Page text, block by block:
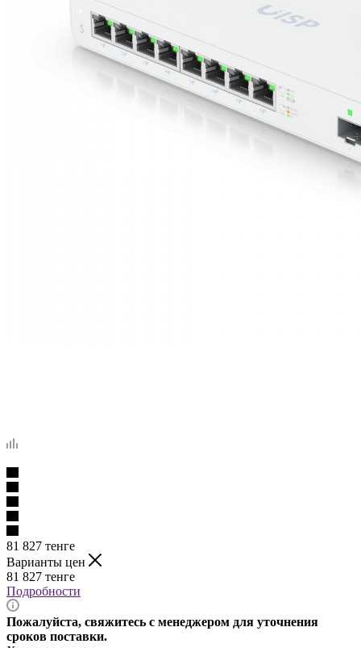
81 827 тенге
Варианты цен
81 827 тенге
Подробности
Пожалуйста, свяжитесь с менеджером для уточнения
сроков поставки.